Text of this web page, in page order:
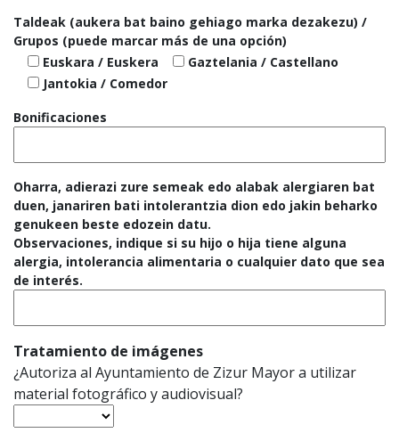
Taldeak (aukera bat baino gehiago marka dezakezu) /
Grupos (puede marcar más de una opción)
Euskara / Euskera
Gaztelania / Castellano
Jantokia / Comedor
Bonificaciones
Oharra, adierazi zure semeak edo alabak alergiaren bat
duen, janariren bati intolerantzia dion edo jakin beharko
genukeen beste edozein datu.
Observaciones, indique si su hijo o hija tiene alguna
alergia, intolerancia alimentaria o cualquier dato que sea
de interés.
Tratamiento de imágenes
¿Autoriza al Ayuntamiento de Zizur Mayor a utilizar
material fotográfico y audiovisual?